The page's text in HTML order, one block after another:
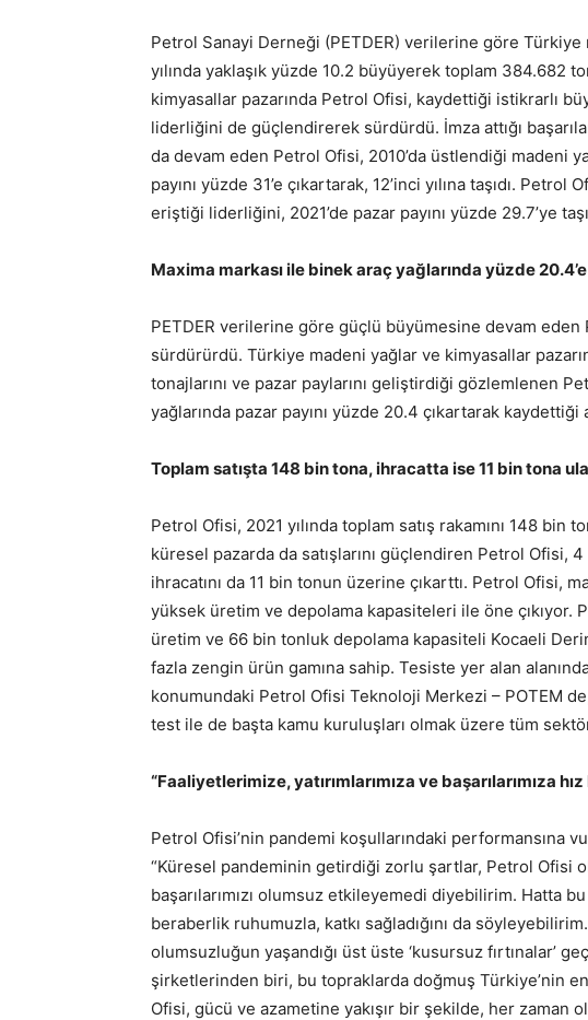
Petrol Sanayi Derneği (PETDER) verilerine göre Türkiye
yılında yaklaşık yüzde 10.2 büyüyerek toplam 384.682
kimyasallar pazarında Petrol Ofisi, kaydettiği istikrarlı
liderliğini de güçlendirerek sürdürdü. İmza attığı
da devam eden Petrol Ofisi, 2010’da üstlendiği madeni
payını yüzde 31’e çıkartarak, 12’inci yılına taşıdı.
eriştiği liderliğini, 2021’de pazar payını yüzde 29.7’ye
Maxima markası ile binek araç yağlarında yüzde 20.4’e
PETDER verilerine göre güçlü büyümesine devam
sürdürürdü. Türkiye madeni yağlar ve kimyasallar
tonajlarını ve pazar paylarını geliştirdiği gözlemlenen
yağlarında pazar payını yüzde 20.4 çıkartarak
Toplam satışta 148 bin tona, ihracatta ise 11 bin tona
Petrol Ofisi, 2021 yılında toplam satış rakamını 148 bin
küresel pazarda da satışlarını güçlendiren Petrol Ofisi,
ihracatını da 11 bin tonun üzerine çıkarttı. Petrol Ofisi,
yüksek üretim ve depolama kapasiteleri ile öne çıkıyor.
üretim ve 66 bin tonluk depolama kapasiteli Kocaeli
fazla zengin ürün gamına sahip. Tesiste yer alan
konumundaki Petrol Ofisi Teknoloji Merkezi – POTEM
test ile de başta kamu kuruluşları olmak üzere tüm
“Faaliyetlerimize, yatırımlarımıza ve başarılarımıza
Petrol Ofisi’nin pandemi koşullarındaki performansına
“Küresel pandeminin getirdiği zorlu şartlar, Petrol Ofisi
başarılarımızı olumsuz etkileyemedi diyebilirim. Hatta
beraberlik ruhumuzla, katkı sağladığını da
olumsuzluğun yaşandığı üst üste ‘kusursuz fırtınalar’
şirketlerinden biri, bu topraklarda doğmuş Türkiye’nin
Ofisi, gücü ve azametine yakışır bir şekilde, her zaman